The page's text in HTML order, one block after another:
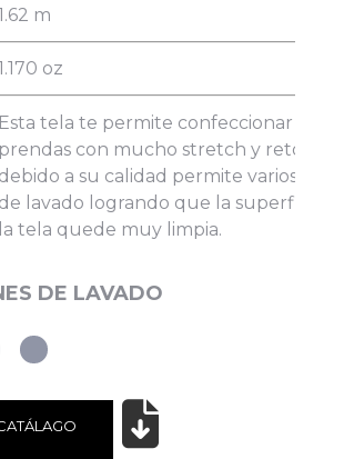
m
oz
Esta tela te permite confeccionar
prendas con mucho stretch y retorno,
debido a su calidad permite varios tipos
de lavado logrando que la superficie
la tela quede muy limpia.
la Política de Privacidad .